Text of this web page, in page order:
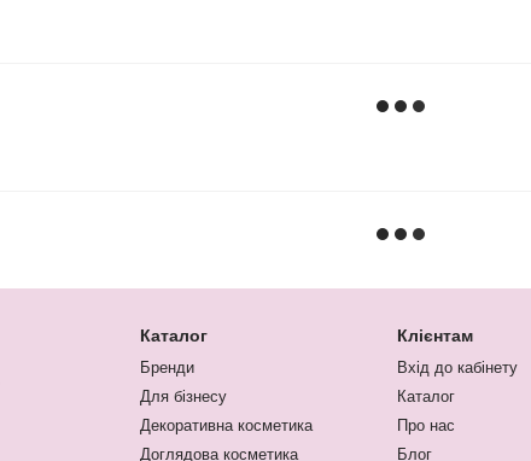
Каталог
Бренди
Для бізнесу
Декоративна косметика
Доглядова косметика
Клієнтам
Вхід до кабінету
Каталог
Про нас
Блог